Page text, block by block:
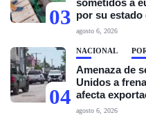
03
sometidos a
por su estado
agosto 6, 2026
04
NACIONAL
Amenaza de
Unidos a
afecta
agosto 6, 2026